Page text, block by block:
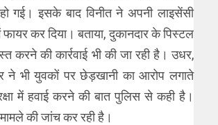
गई। इसके बाद विनीत ने अपनी लाइसेंसी
कर दिया। बताया, दुकानदार के पिस्टल
करने की कार्रवाई भी की जा रही है। उधर,
ने भी युवकों पर छेड़खानी का आरोप लगाते
में हवाई करने की बात पुलिस से कही है।
की जांच कर रही है।